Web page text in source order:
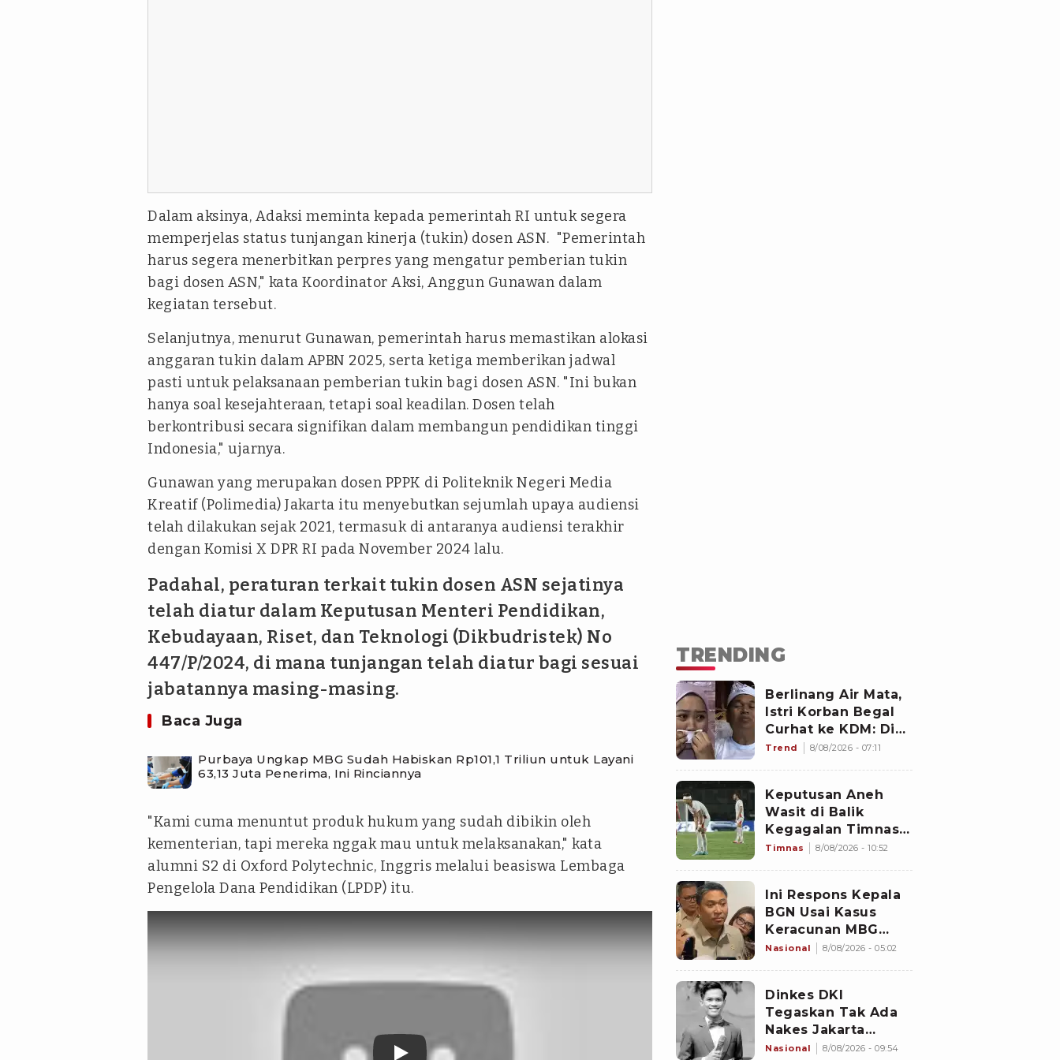
Dalam aksinya, Adaksi meminta kepada pemerintah RI untuk segera
memperjelas status tunjangan kinerja (tukin) dosen ASN. "Pemerintah
harus segera menerbitkan perpres yang mengatur pemberian tukin
bagi dosen ASN," kata Koordinator Aksi, Anggun Gunawan dalam
kegiatan tersebut.
Selanjutnya, menurut Gunawan, pemerintah harus memastikan alokasi
anggaran tukin dalam APBN 2025, serta ketiga memberikan jadwal
pasti untuk pelaksanaan pemberian tukin bagi dosen ASN. "Ini bukan
hanya soal kesejahteraan, tetapi soal keadilan. Dosen telah
berkontribusi secara signifikan dalam membangun pendidikan tinggi
Indonesia," ujarnya.
Gunawan yang merupakan dosen PPPK di Politeknik Negeri Media
Kreatif (Polimedia) Jakarta itu menyebutkan sejumlah upaya audiensi
telah dilakukan sejak 2021, termasuk di antaranya audiensi terakhir
dengan Komisi X DPR RI pada November 2024 lalu.
Padahal, peraturan terkait tukin dosen ASN sejatinya
telah diatur dalam Keputusan Menteri Pendidikan,
Kebudayaan, Riset, dan Teknologi (Dikbudristek) No
447/P/2024, di mana tunjangan telah diatur bagi sesuai
jabatannya masing-masing.
Baca Juga
Purbaya Ungkap MBG Sudah Habiskan Rp101,1 Triliun untuk Layani
63,13 Juta Penerima, Ini Rinciannya
"Kami cuma menuntut produk hukum yang sudah dibikin oleh
kementerian, tapi mereka nggak mau untuk melaksanakan," kata
alumni S2 di Oxford Polytechnic, Inggris melalui beasiswa Lembaga
Pengelola Dana Pendidikan (LPDP) itu.
tvonenews
TRENDING
Berlinang Air Mata,
Istri Korban Begal
Curhat ke KDM: Dia
Abis Shalat Tahajud
Trend 8/08/2026 - 07:11
Keputusan Aneh
Wasit di Balik
Kegagalan Timnas
Indonesia Lolos
Singapura dan
Rugikan Garuda
Timnas 8/08/2026 - 10:52
Ini Respons Kepala
BGN Usai Kasus
Keracunan MBG
Kembali Terjadi
Nasional 8/08/2026 - 05:02
Dinkes DKI
Tegaskan Tak Ada
Nakes Jakarta
Mencibir Curhatan
Nasional 8/08/2026 - 09:54